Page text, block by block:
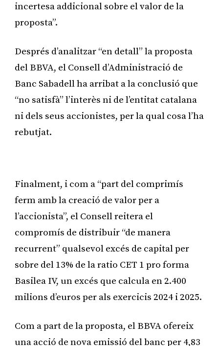
incertesa addicional sobre el valor de la
proposta”.
Després d’analitzar “en detall” la proposta
del BBVA, el Consell d’Administració de
Banc Sabadell ha arribat a la conclusió que
“no satisfà” l’interès ni de l’entitat catalana
ni dels seus accionistes, per la qual cosa l’ha
rebutjat.
Finalment, i com a “part del comprimís
ferm amb la creació de valor per a
l’accionista”, el Consell reitera el
compromís de distribuir “de manera
recurrent” qualsevol excés de capital per
sobre del 13% de la ratio CET 1 pro forma
Basilea IV, un excés que calcula en 2.400
milions d’euros per als exercicis 2024 i 2025.
Com a part de la proposta, el BBVA ofereix
una acció de nova emissió del banc per 4,83